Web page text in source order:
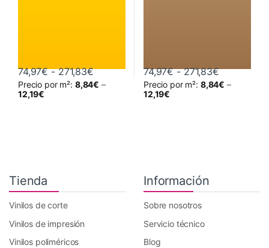
74,97€ - 271,83€Rango de precios: desde 74,97€ hasta
Precio por m²: 8,84€ –
12,19€
Este producto tiene múltiples variantes. Las opciones se
74,97€ - 271,83€Rango de
Precio por m²: 8,84€ –
12,19€
Este producto tiene múltiples
Tienda
Vinilos de corte
Vinilos de impresión
Vinilos poliméricos
Información
Sobre nosotros
Servicio técnico
Blog